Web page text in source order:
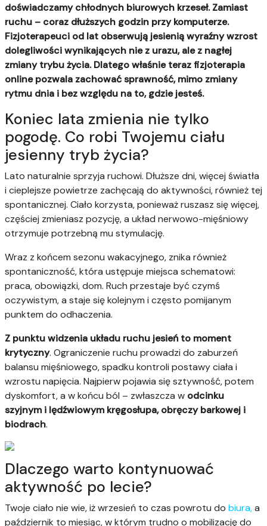
doświadczamy chłodnych biurowych krzeseł. Zamiast
ruchu – coraz dłuższych godzin przy komputerze.
Fizjoterapeuci od lat obserwują jesienią wyraźny wzrost
dolegliwości wynikających nie z urazu, ale z nagłej
zmiany trybu życia. Dlatego właśnie teraz fizjoterapia
online pozwala zachować sprawność, mimo zmiany
rytmu dnia i bez względu na to, gdzie jesteś.
Koniec lata zmienia nie tylko
pogodę. Co robi Twojemu ciału
jesienny tryb życia?
Lato naturalnie sprzyja ruchowi. Dłuższe dni, więcej światła
i cieplejsze powietrze zachęcają do aktywności, również tej
spontanicznej. Ciało korzysta, ponieważ ruszasz się więcej,
częściej zmieniasz pozycję, a układ nerwowo-mięśniowy
otrzymuje potrzebną mu stymulację.
Wraz z końcem sezonu wakacyjnego, znika również
spontaniczność, która ustępuje miejsca schematowi:
praca, obowiązki, dom. Ruch przestaje być czymś
oczywistym, a staje się kolejnym i często pomijanym
punktem do odhaczenia.
Z punktu widzenia układu ruchu jesień to moment
krytyczny. Ograniczenie ruchu prowadzi do zaburzeń
balansu mięśniowego, spadku kontroli postawy ciała i
wzrostu napięcia. Najpierw pojawia się sztywność, potem
dyskomfort, a w końcu ból – zwłaszcza w odcinku
szyjnym i lędźwiowym kręgosłupa, obręczy barkowej i
biodrach.
Dlaczego warto kontynuować
aktywność po lecie?
Twoje ciało nie wie, iż wrzesień to czas powrotu do biura,a
październik to miesiąc, w którym trudno o mobilizację do